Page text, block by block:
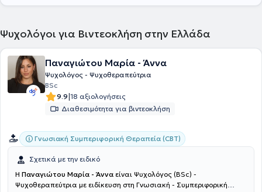
Ψυχολόγοι για Βιντεοκλήση στην Ελλάδα
Παναγιώτου Μαρία - Άννα
Ψυχολόγος - Ψυχοθεραπεύτρια
BSc
9.9|18 αξιολογήσεις
Διαθεσιμότητα για βιντεοκλήση
Γνωσιακή Συμπεριφορική Θεραπεία (CBT)
Σχετικά με την ειδικό
Η Παναγιώτου Μαρία - Άννα είναι Ψυχολόγος (BSc) -
Ψυχοθεραπεύτρια με ειδίκευση στη Γνωσιακή - Συμπεριφορική